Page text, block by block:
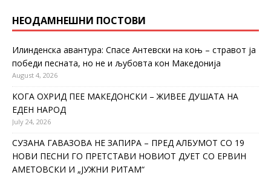
НЕОДАМНЕШНИ ПОСТОВИ
Илинденска авантура: Спасе Антевски на коњ – стравот ја
победи песната, но не и љубовта кон Македонија
August 4, 2026
КОГА ОХРИД ПЕЕ МАКЕДОНСКИ – ЖИВЕЕ ДУШАТА НА
ЕДЕН НАРОД
July 24, 2026
СУЗАНА ГАВАЗОВА НЕ ЗАПИРА – ПРЕД АЛБУМОТ СО 19
НОВИ ПЕСНИ ГО ПРЕТСТАВИ НОВИОТ ДУЕТ СО ЕРВИН
АМЕТОВСКИ И „ЈУЖНИ РИТАМ“